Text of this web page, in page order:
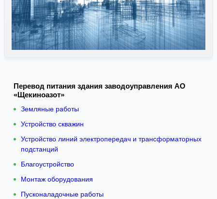
Перевод питания здания заводоуправления АО
«Щекиноазот»
Земляные работы
Устройство скважин
Устройство линий электропередач и трансформаторных
подстанций
Благоустройство
Монтаж оборудования
Пусконаладочные работы